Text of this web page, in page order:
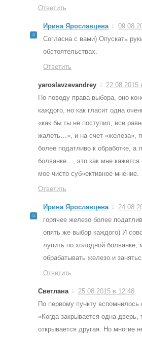
Ответить
Ирина Ярославцева
Согласна с вами) Опускать
обстоятельствах.
Ответить
yaroslavzevandrey
22.08.2015
По поводу права выбора, оно
каждого, но как гласит одна
«как бы ты не поступил, все
жалеть…», и на счет «железа»,
более податливо к обработке, а
болванке…, это как мне
мое чисто суб»ективное мнение.
Ответить
Ирина Ярославцева
горячее железо более
опять же выбор каждого) И
лупить по холодной болванке,
обрабатывать железо и
Ответить
Светлана
25.08.2015 в 12:48
По первому пункту
«Когда закрывается одна дверь,
открывается другая. Но многие